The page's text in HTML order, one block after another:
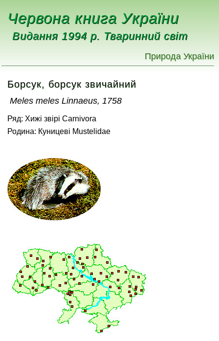
Червона книга України
Видання 1994 р. Тваринний світ
Природа України
Борсук, борсук звичайний
Meles meles Linnaeus, 1758
Ряд: Хижі звірі Carnivora
Родина: Куницеві Mustelidae